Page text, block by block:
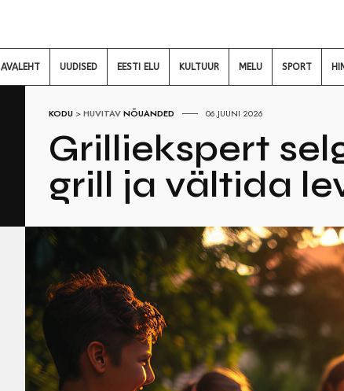
AVALEHT UUDISED EESTI ELU KULTUUR MELU SPORT
KODU >HUVITAVNÕUANDED 06.JUUNI 2026
Grilliekspert
grill ja vältida